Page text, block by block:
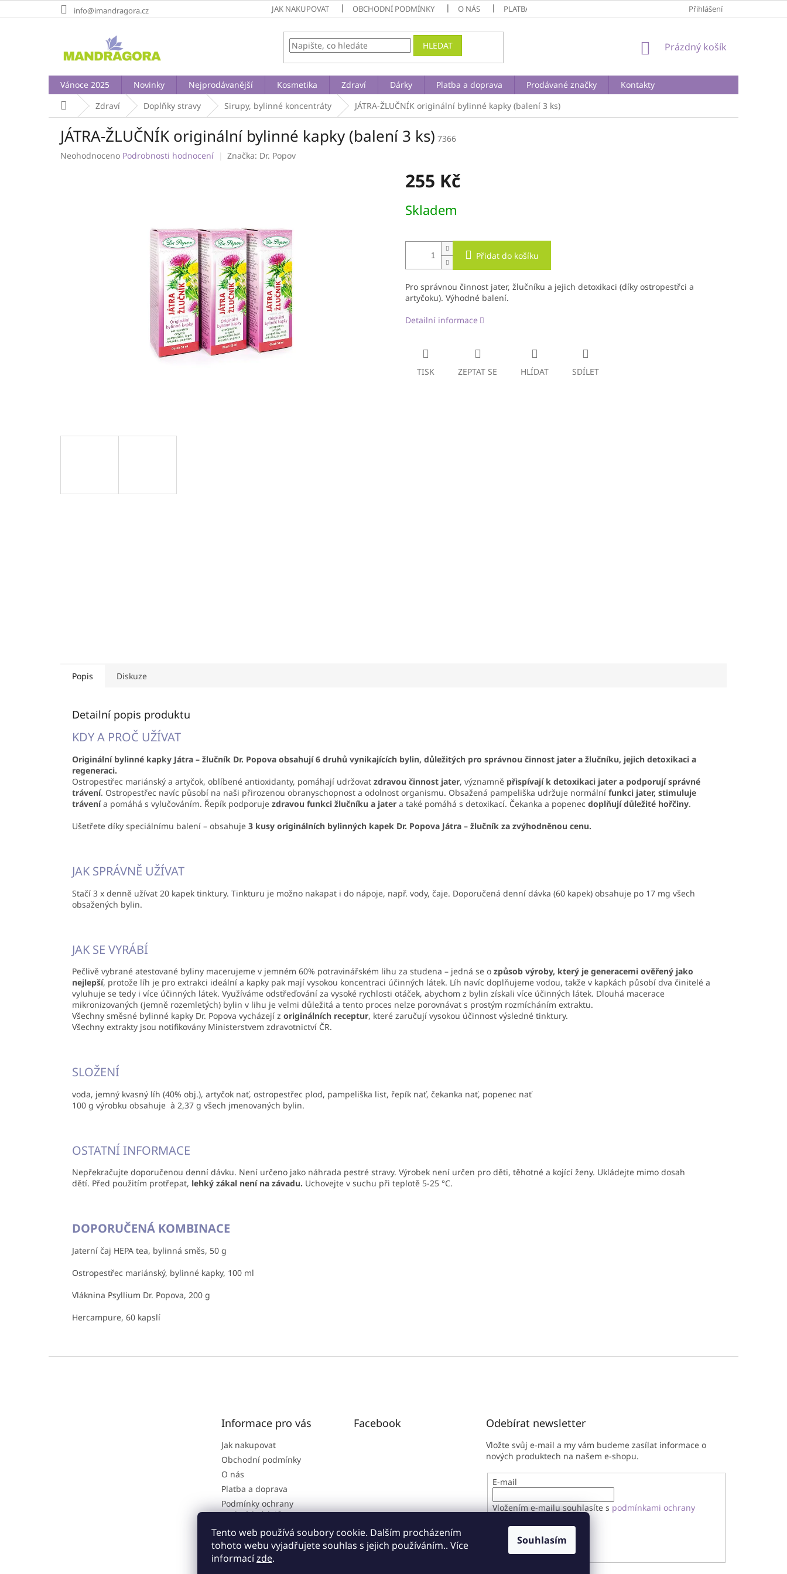
Tento web používá soubory cookie. Dalším procházením
tohoto webu vyjadřujete souhlas s jejich používáním.. Více
informacízde.
Souhlasím
na
info@imandragora.cz JAK NAKUPOVAT OBCHODNÍ PODMÍNKY O NÁS PLATBA A DOPRAVA PODMÍNKY OCHRANY OSOBNÍCH ÚDAJŮ
Přihlášení
HLEDAT
NÁKUPNÍ
Prázdný košík
Vánoce 2025 Novinky Nejprodávanější Kosmetika Zdraví Dárky Platba a doprava Prodávané značky
Kontakty
Domů Zdraví Doplňky stravy Sirupy, bylinné koncentráty JÁTRA-ŽLUČNÍK originální bylinné kapky (balení 3 ks)
JÁTRA-ŽLUČNÍK originální bylinné kapky (balení 3 ks) 7366
Průměrné
Neohodnoceno Podrobnosti hodnocení Značka: Dr. Popov
255 Kč
cena:
Skladem
Přidat do košíku
Pro správnou činnost jater, žlučníku a jejich detoxikaci (díky ostropestřci a
artyčoku). Výhodné balení.
Detailní informace
TISK ZEPTAT SE HLÍDAT SDÍLET
Popis Diskuze
Detailní popis produktu
KDY A PROČ UŽÍVAT
Originální bylinné kapky Játra – žlučník Dr. Popova obsahují 6 druhů vynikajících bylin, důležitých pro správnou činnost jater a žlučníku, jejich detoxikaci a
regeneraci.
Ostropestřec mariánský a artyčok, oblíbené antioxidanty, pomáhají udržovat zdravou činnost jater, významně přispívají k detoxikaci jater a podporují správné
trávení. Ostropestřec navíc působí na naši přirozenou obranyschopnost a odolnost organismu. Obsažená pampeliška udržuje normální funkci jater, stimuluje
trávenía pomáhá s vylučováním. Řepík podporuje zdravou funkci žlučníku a jater a také pomáhá s detoxikací. Čekanka a popenec doplňují důležité hořčiny.
Ušetřete díky speciálnímu balení – obsahuje 3 kusy originálních bylinných kapek Dr. Popova Játra – žlučník za zvýhodněnou cenu.
JAK SPRÁVNĚ UŽÍVAT
Stačí 3 x denně užívat 20 kapek tinktury. Tinkturu je možno nakapat i do nápoje, např. vody, čaje. Doporučená denní dávka (60 kapek) obsahuje po 17 mg všech
obsažených bylin.
JAK SE VYRÁBÍ
Pečlivě vybrané atestované byliny macerujeme v jemném 60% potravinářském lihu za studena – jedná se o způsob výroby, který je generacemi ověřený jako
nejlepší, protože líh je pro extrakci ideální a kapky pak mají vysokou koncentraci účinných látek. Líh navíc doplňujeme vodou, takže v kapkách působí dva činitelé a
vyluhuje se tedy i více účinných látek. Využíváme odstřeďování za vysoké rychlosti otáček, abychom z bylin získali více účinných látek. Dlouhá macerace
mikronizovaných (jemně rozemletých) bylin v lihu je velmi důležitá a tento proces nelze porovnávat s prostým rozmícháním extraktu.
Všechny směsné bylinné kapky Dr. Popova vycházejí z originálních receptur, které zaručují vysokou účinnost výsledné tinktury.
Všechny extrakty jsou notifikovány Ministerstvem zdravotnictví ČR.
SLOŽENÍ
voda, jemný kvasný líh (40% obj.), artyčok nať, ostropestřec plod, pampeliška list, řepík nať, čekanka nať, popenec nať
100 g výrobku obsahuje à 2,37 g všech jmenovaných bylin.
OSTATNÍ INFORMACE
Nepřekračujte doporučenou denní dávku. Není určeno jako náhrada pestré stravy. Výrobek není určen pro děti, těhotné a kojící ženy. Ukládejte mimo dosah
dětí. Před použitím protřepat, lehký zákal není na závadu. Uchovejte v suchu při teplotě 5-25 °C.
DOPORUČENÁ KOMBINACE
Jaterní čaj HEPA tea, bylinná směs, 50 g
Ostropestřec mariánský, bylinné kapky, 100 ml
Vláknina Psyllium Dr. Popova, 200 g
Hercampure, 60 kapslí
Informace pro vás
Jak nakupovat
Obchodní podmínky
O nás
Platba a doprava
Podmínky ochrany
osobních údajů
Reklamační řád
Facebook Odebírat newsletter
Vložte svůj e-mail a my vám budeme zasílat informace o
nových produktech na našem e-shopu.
E-mail
Vložením e-mailu souhlasíte s podmínkami ochrany
PŘIHLÁSIT SE